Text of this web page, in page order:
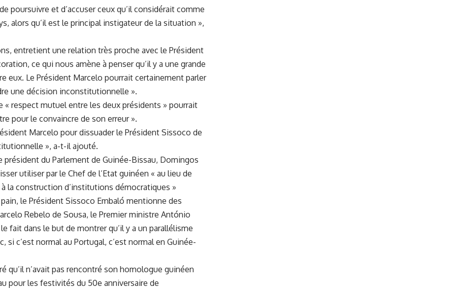
poursuivre⁣ et⁤ d’accuser⁢ ceux qu’il considérait comme
alors qu’il est le ⁤principal instigateur de la situation »,
entretient une⁣ relation très proche avec le Président
ce qui nous amène à penser qu’il⁢ y a une grande
eux.⁣ Le Président Marcelo pourrait certainement parler
une décision inconstitutionnelle ».
« respect ⁢mutuel entre les deux présidents » pourrait
pour le convaincre de son erreur ».
Marcelo pour dissuader le Président Sissoco de
», a-t-il ajouté.
président du Parlement de Guinée-Bissau,​ Domingos
utiliser par‌ le Chef​ de l’Etat guinéen « au lieu de
la construction d’institutions démocratiques »
le Président Sissoco Embaló mentionne des
Rebelo de Sousa, le⁢ Premier ministre ⁢António
fait dans le but ⁣de montrer qu’il y a un parallélisme
si c’est normal ​au Portugal, c’est normal en Guinée-
qu’il n’avait ‍pas rencontré son ⁢homologue guinéen
pour les festivités du 50e anniversaire de